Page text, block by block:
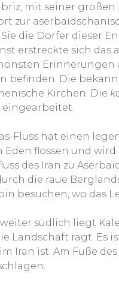
mit seiner
zur
die Dörfer dieser
erstreckte sich das
Erinnerungen
befinden. Die
Kirchen. Die
eingearbeitet.
Fluss hat einen
Eden flossen und
des Iran zu
die raue
besuchen, wo das
weiter südlich liegt
Landschaft ragt. Es
Iran ist. Am Fuße